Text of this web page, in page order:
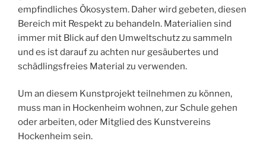
empfindliches Ökosystem. Daher wird gebeten, diesen
Bereich mit Respekt zu behandeln. Materialien sind
immer mit Blick auf den Umweltschutz zu sammeln
und es ist darauf zu achten nur gesäubertes und
schädlingsfreies Material zu verwenden.
Um an diesem Kunstprojekt teilnehmen zu können,
muss man in Hockenheim wohnen, zur Schule gehen
oder arbeiten, oder Mitglied des Kunstvereins
Hockenheim sein.